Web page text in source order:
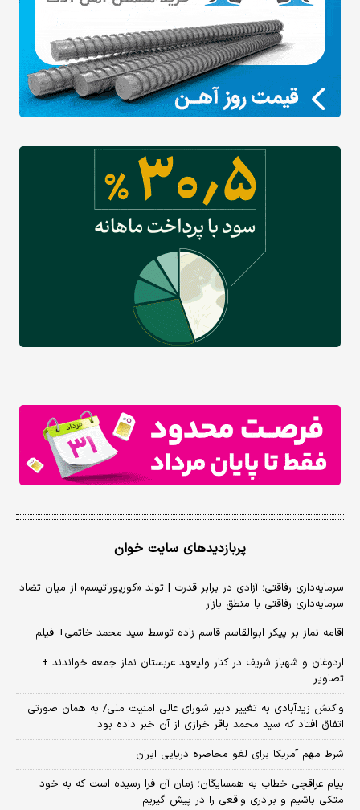
پربازدیدهای سایت خوان
سرمایه‌داری رفاقتی؛ آزادی در برابر قدرت | تولد «کورپوراتیسم» از میان تضاد
سرمایه‌داری رفاقتی با منطق بازار
اقامه نماز بر پیکر ابوالقاسم قاسم زاده توسط سید محمد خاتمی+ فیلم
اردوغان و شهباز شریف در کنار ولیعهد عربستان نماز جمعه خواندند +
تصاویر
واکنش زیدآبادی به تغییر دبیر شورای عالی امنیت ملی/ به همان صورتی
اتفاق افتاد که سید محمد باقر خرازی از آن خبر داده بود
شرط مهم آمریکا برای لغو محاصره دریایی ایران
پیام عراقچی خطاب به همسایگان؛ زمان آن فرا رسیده است که به خود
متکی باشیم و برادری واقعی را در پیش گیریم